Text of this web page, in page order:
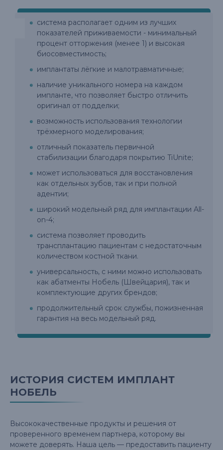
система располагает одним из лучших
показателей приживаемости - минимальный
процент отторжения (менее 1) и высокая
биосовместимость;
имплантаты лёгкие и малотравматичные;
наличие уникального номера на каждом
импланте, что позволяет быстро отличить
оригинал от подделки;
возможность использования технологии
трёхмерного моделирования;
отличный показатель первичной
стабилизации благодаря покрытию TiUnite;
может использоваться для восстановления
как отдельных зубов, так и при полной
адентии;
широкий модельный ряд для имплантации All-
on-4;
система позволяет проводить
трансплантацию пациентам с недостаточным
количеством костной ткани.
универсальность, с ними можно использовать
как абатменты Нобель (Швейцария), так и
комплектующие других брендов;
продолжительный срок службы, пожизненная
гарантия на весь модельный ряд.
ИСТОРИЯ СИСТЕМ ИМПЛАНТ
НОБЕЛЬ
Высококачественные продукты и решения от
проверенного временем партнера, которому вы
можете доверять. Наша цель — предоставить пациенту